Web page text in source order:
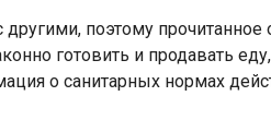
поэтому
готовить и продавать
о санитарных нормах